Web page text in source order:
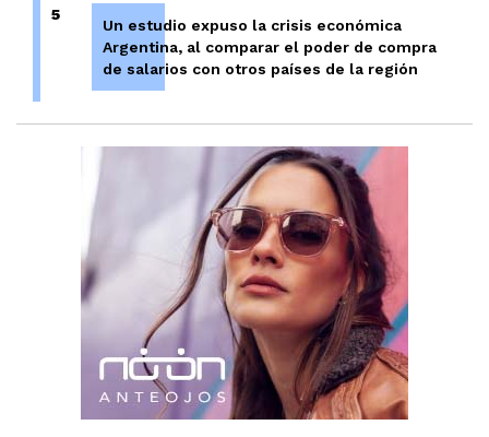
5
Un estudio expuso la crisis económica
Argentina, al comparar el poder de compra
de salarios con otros países de la región